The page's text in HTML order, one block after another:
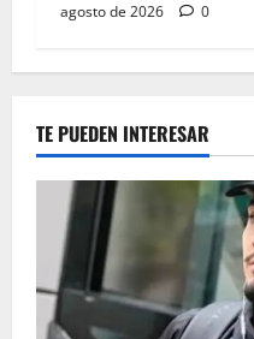
agosto de 2026
0
TE PUEDEN INTERESAR